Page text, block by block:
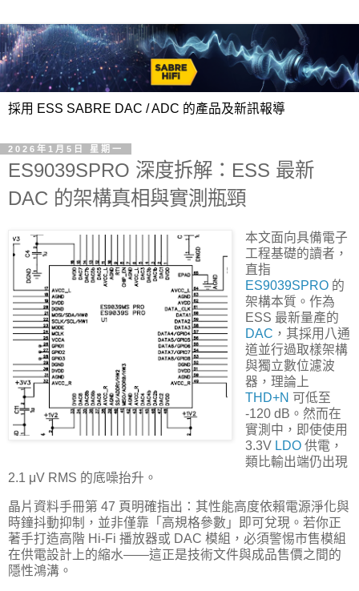
採用 ESS SABRE DAC / ADC 的產品及新訊報導
2026年1月5日 星期一
ES9039SPRO 深度拆解：ESS 最新
DAC 的架構真相與實測瓶頸
本文面向具備電子
工程基礎的讀者，
直指
ES9039SPRO的
架構本質。作為
ESS 最新量產的
DAC ，其採用八通
道並行過取樣架構
與獨立數位濾波
器，理論上
THD+N 可低至
-120 dB。然而在
實測中，即使使用
3.3V LDO供電，
類比輸出端仍出現
2.1 μV RMS 的底噪抬升。
晶片資料手冊第 47 頁明確指出：其性能高度依賴電源淨化與
時鐘抖動抑制，並非僅靠「高規格參數」即可兌現。若你正
著手打造高階 Hi-Fi 播放器或 DAC 模組，必須警惕市售模組
在供電設計上的縮水——這正是技術文件與成品售價之間的
隱性鴻溝。